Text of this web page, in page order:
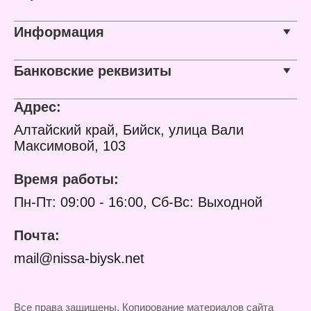
Информация
Банковские реквизиты
Адрес:
Алтайский край, Бийск, улица Вали
Максимовой, 103
Время работы:
Пн-Пт: 09:00 - 16:00, Сб-Вс: Выходной
Почта:
mail@nissa-biysk.net
Все права защищены. Копирование материалов сайта